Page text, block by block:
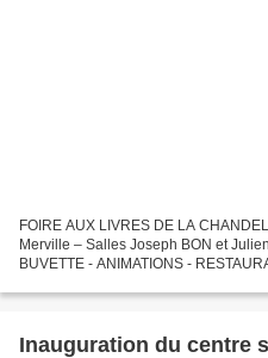
FOIRE AUX LIVRES DE LA
Merville – Salles Joseph BON et
BUVETTE - ANIMATIONS -
Inauguration du centre